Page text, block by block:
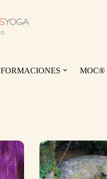
FORMACIONES MOC®